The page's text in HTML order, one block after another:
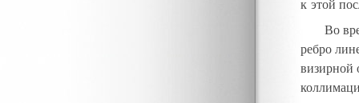
к этой
Во
ребро
визирной